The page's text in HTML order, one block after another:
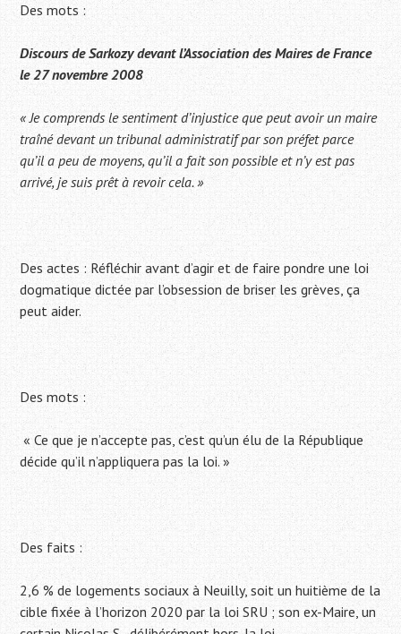
Des mots :
Discours de Sarkozy devant l’Association des Maires de France
le 27 novembre 2008
« Je comprends le sentiment d’injustice que peut avoir un maire
traîné devant un tribunal administratif par son préfet parce
qu’il a peu de moyens, qu’il a fait son possible et n’y est pas
arrivé, je suis prêt à revoir cela. »
Des actes : Réfléchir avant d’agir et de faire pondre une loi
dogmatique dictée par l’obsession de briser les grèves, ça
peut aider.
Des mots :
« Ce que je n’accepte pas, c’est qu’un élu de la République
décide qu’il n’appliquera pas la loi. »
Des faits :
2,6 % de logements sociaux à Neuilly, soit un huitième de la
cible fixée à l’horizon 2020 par la loi SRU ; son ex-Maire, un